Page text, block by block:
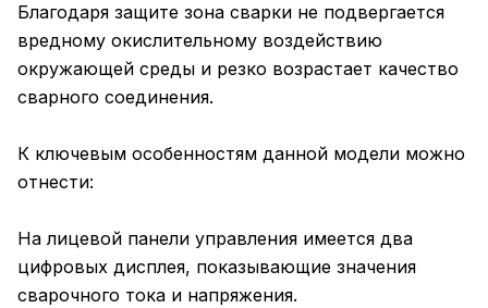
Благодаря защите зона сварки не подвергается
вредному окислительному воздействию
окружающей среды и резко возрастает качество
сварного соединения.
К ключевым особенностям данной модели можно
отнести:
На лицевой панели управления имеется два
цифровых дисплея, показывающие значения
сварочного тока и напряжения.